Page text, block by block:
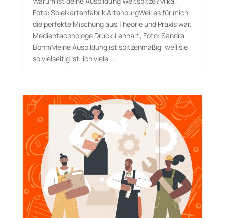
Foto: Spielkartenfabrik AltenburgWeil es für mich
die perfekte Mischung aus Theorie und Praxis war.
Medientechnologe Druck Lennart, Foto: Sandra
BöhmMeine Ausbildung ist spitzenmäßig, weil sie
so vielseitig ist, ich viele...